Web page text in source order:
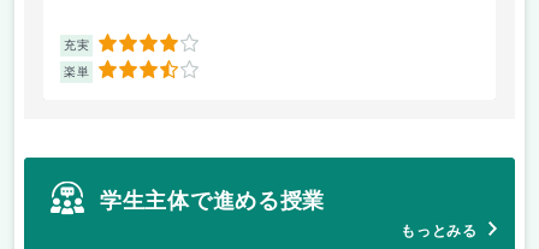
充実 4
楽単 3.5
学生主体で進める授業
もっとみる